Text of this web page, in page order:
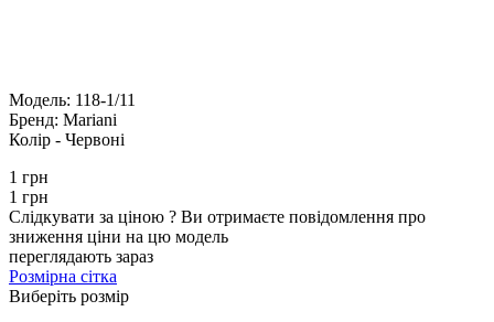
Модель: 118-1/11
Бренд: Mariani
Колір - Червоні
1 грн
1 грн
Слідкувати за ціною ? Ви отримаєте повідомлення про
зниження ціни на цю модель
переглядають зараз
Розмірна сітка
Виберіть розмір